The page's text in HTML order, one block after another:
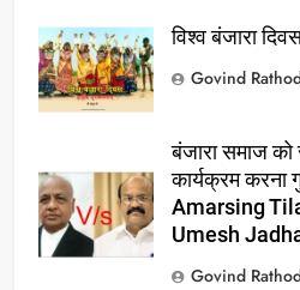
विश्व बंजारा
Govind
बंजारा समाज
कार्यक्रम करना
Amarsing
Umesh
Govind